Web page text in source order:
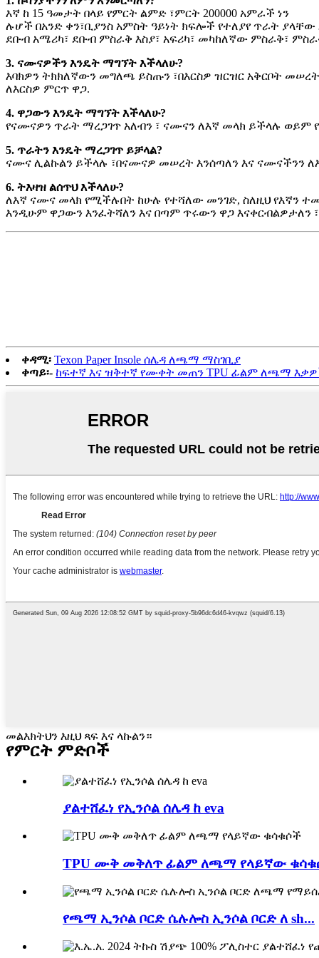
እኛ ከ 15 ዓመታት በላይ የምርት ልምድ ፣ምርት 200000 አምራች ነን
ሉሆች በአንድ ቀን፣ቢያንስ አምስት ዓይነት ክፍሎች የተለያየ ጥራት
ደቡብ አሜሪካ፣ ደቡብ ምስራቅ እስያ፣ አፍሪካ፣ መካከለኛው ምስራቅ፣
3. ናሙናዎችን እንዴት ማግኘት እችላለሁ?
እባክዎን ትክክለኛውን መግለጫ ይስጡን ፣በእርስዎ ዝርዝር አቅርቦት
ለእርስዎ ምርጥ ዋጋ.
4. ዋጋውን እንዴት ማግኘት እችላለሁ?
የናሙናዎን ጥራት ማረጋገጥ አለብን ፣ ናሙናን ለእኛ መላክ ይችላሉ ወይም
5. ጥራትን እንዴት ማረጋገጥ ይቻላል?
ናሙና ሊልኩልን ይችላሉ ፣በናሙናዎ መሠረት እንሰጣለን እና ናሙናችንን
6. ትእዛዝ ልሰጥህ እችላለሁ?
ለእኛ ናሙና መላክ የሚችሉበት ከሁሉ የተሻለው መንገድ, ስለዚህ የእኛን
እንዲሁም ዋጋውን እንፈትሻለን እና በጣም ጥሩውን ዋጋ እናቀርብልዎታለን
ቀዳሚ፡ Texon Paper Insole ሰሌዳ ለጫማ ማስገቢያ
ቀጣይ፡- ከፍተኛ እና ዝቅተኛ የሙቀት መጠን TPU ፊልም ለጫማ
መልእክትህን እዚህ ጻፍ እና ላኩልን።
የምርት ምድቦች
ያልተሸፈነ የኢንሶል ሰሌዳ ከ eva
TPU ሙቅ መቅለጥ ፊልም ለጫማ የላይኛው
የጫማ ኢንሶል ቦርድ ሴሉሎስ ኢንሶል ቦርድ ለ sh...